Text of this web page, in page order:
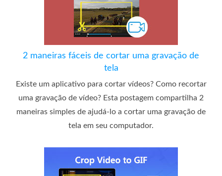
2 maneiras fáceis de cortar uma gravação de
tela
Existe um aplicativo para cortar vídeos? Como recortar
uma gravação de vídeo? Esta postagem compartilha 2
maneiras simples de ajudá-lo a cortar uma gravação de
tela em seu computador.